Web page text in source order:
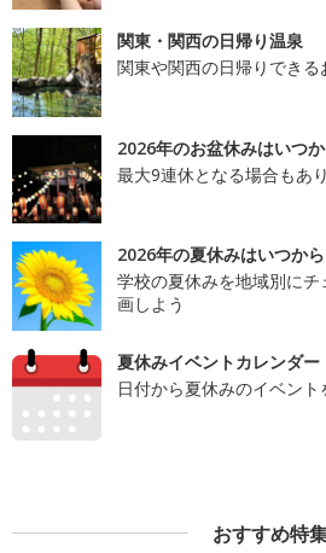
関東・関西の日帰り温泉
関東や関西の日帰りでき
2026年のお盆休みはいつ
最大9連休となる場合もあり
2026年の夏休みはいつか
学校の夏休みを地域別に
画しよう
夏休みイベントカレンダー
日付から夏休みのイベント
おすすめ特